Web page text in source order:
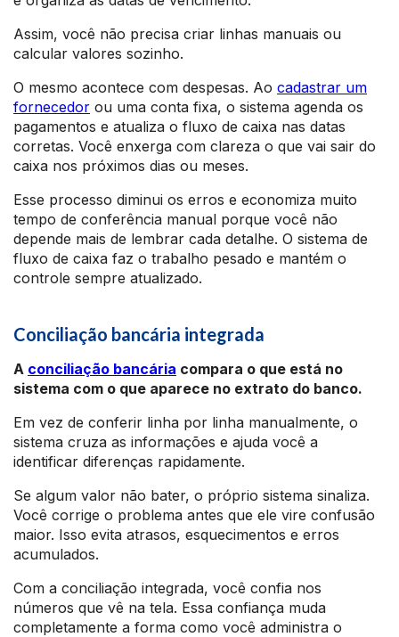
Assim, você não precisa criar linhas manuais ou
calcular valores sozinho.
O mesmo acontece com despesas. Ao cadastrar um
fornecedor ou uma conta fixa, o sistema agenda os
pagamentos e atualiza o fluxo de caixa nas datas
corretas. Você enxerga com clareza o que vai sair do
caixa nos próximos dias ou meses.
Esse processo diminui os erros e economiza muito
tempo de conferência manual porque você não
depende mais de lembrar cada detalhe. O sistema de
fluxo de caixa faz o trabalho pesado e mantém o
controle sempre atualizado.
Conciliação bancária integrada
A conciliação bancária compara o que está no
sistema com o que aparece no extrato do banco.
Em vez de conferir linha por linha manualmente, o
sistema cruza as informações e ajuda você a
identificar diferenças rapidamente.
Se algum valor não bater, o próprio sistema sinaliza.
Você corrige o problema antes que ele vire confusão
maior. Isso evita atrasos, esquecimentos e erros
acumulados.
Com a conciliação integrada, você confia nos
números que vê na tela. Essa confiança muda
completamente a forma como você administra o